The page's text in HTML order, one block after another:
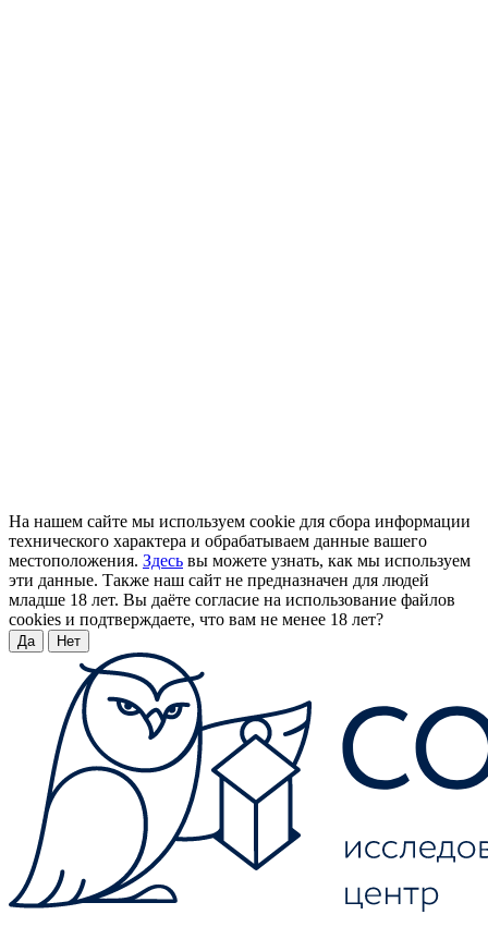
На нашем сайте мы используем cookie для сбора информации
технического характера и обрабатываем данные вашего
местоположения. Здесь вы можете узнать, как мы используем
эти данные. Также наш сайт не предназначен для людей
младше 18 лет. Вы даёте согласие на использование файлов
cookies и подтверждаете, что вам не менее 18 лет?
Да Нет